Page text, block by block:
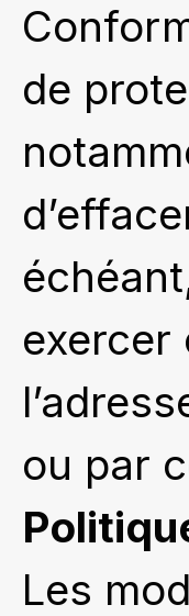
de
exercer
ou par
Les